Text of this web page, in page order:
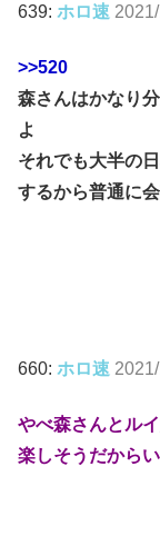
639: ホロ速
>>520
森さんはかなり
よ
それでも大半の
するから普通に
660: ホロ速
やべ森さんとル
楽しそうだから